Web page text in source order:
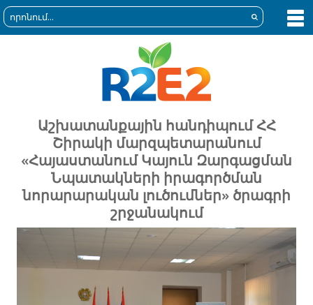
Աշխատանքային հանդիպում ՀՀ
Շիրակի մարզպետարանում
«Հայաստանում Կայուն Զարգացման
Նպատակների իրագործման
նորարարական լուծումներ» ծրագրի
շրջանակում